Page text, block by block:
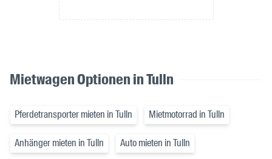
Mietwagen Optionen in Tulln
Pferdetransporter mieten in Tulln Mietmotorrad in Tulln
Anhänger mieten in Tulln Auto mieten in Tulln